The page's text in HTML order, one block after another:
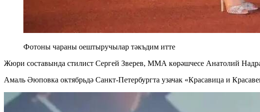
Фотоны чараны оештыручылар тәкъдим итте
Жюри составында стилист Сергей Зверев, ММА көрәшчесе Анатолий
Амаль Әюповка октябрьдә Санкт-Петербургта узачак «Красавица и